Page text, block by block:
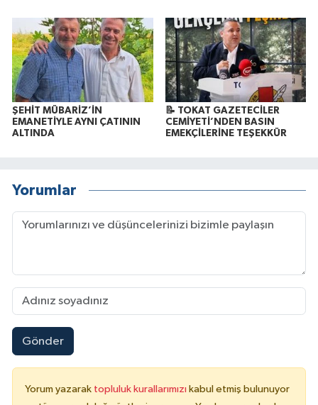
ŞEHİT MÜBARİZ’İN
EMANETİYLE AYNI ÇATININ
ALTINDA
📝 TOKAT GAZETECİLER
CEMİYETİ’NDEN BASIN
EMEKÇİLERİNE TEŞEKKÜR
Yorumlar
Gönder
Yorum yazarak topluluk kurallarımızı kabul etmiş bulunuyor